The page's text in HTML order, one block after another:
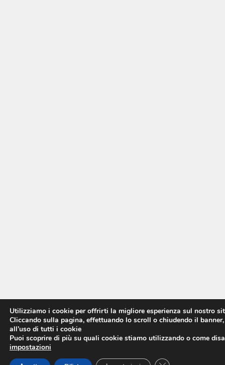
Utilizziamo i cookie per offrirti la migliore esperienza sul nostro
Cliccando sulla pagina, effettuando lo scroll o chiudendo il
all’uso di tutti i cookie
Puoi scoprire di più su quali cookie stiamo utilizzando o come
impostazioni